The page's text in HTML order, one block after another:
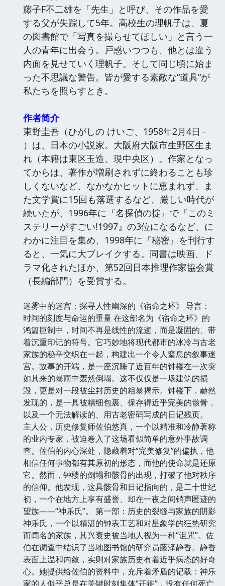
藤子F不二雄を「先生」と呼び、その作品を愛
する父が失踪して5年。高校生の理帆子は、夏
の図書館で「写真を撮らせてほしい」と言う一
人の青年に出会う。戸惑いつつも、他とは違う
内面を見せていく理帆子。そして同じ頃に始ま
った不思議な警告。皆が愛する素敵な“道具”が
私たちを照らすとき。
作者简介
東野圭吾（ひがしの けいご、1958年2月4日 -
）は、日本の小説家。大阪府大阪市生野区生ま
れ（本籍は東区玉造、現中央区）。作家となっ
てからは、著作が増刷されずに終わることも珍
しくないなど、なかなかヒットに恵まれず、ま
た文学賞に15回も落選するなど、厳しい時代が
続いたが、1996年に『名探偵の掟』で『このミ
ステリーがすごい!1997』の3位になるなど、に
わかに注目を集め、1998年に『秘密』を刊行す
ると、一気に大ブレイクする。同書は映画、ド
ラマ化されたほか、第52回日本推理作家協会賞
（長編部門）を受賞する。
迷雾中的迷宫：探寻人性幽深的《宿命之环》 导言：
时间的刻度与命运的重量 在这部名为《宿命之环》的
鸿篇巨制中，时间不再是线性的流逝，而是凝固的、带
着沉重印记的符号。它巧妙地将现代都市的冰冷与古老
家族的秘辛交织在一起，构建出一个令人窒息的叙事迷
宫。故事的开端，是一座沉睡了近百年的钟楼在一次突
如其来的暴雨中轰然倒塌。这不仅仅是一场建筑的损
毁，更是对一段被尘封历史的粗暴揭示。钟楼下，赫然
发现的，是一具被精细包裹、保存得近乎完美的骸骨，
以及一个无法解读的、用古老密码写成的日记残页。
主人公，历史修复师佐伯悠真，一个以精准和冷静著称
的业内专家，被迫卷入了这场看似简单的意外事故调
查。佐伯的内心深处，隐藏着对“完美修复”的偏执，他
相信任何事物都有其原初的形态，而他的使命就是还原
它。然而，钟楼的倒塌和骸骨的出现，打破了他对秩序
的信仰。他发现，这具骸骨和日记指向的，是二十世纪
初，一个在地方上享有盛誉、却在一夜之间销声匿迹的
望族——“神乐氏”。 第一部：历史的裂缝与家族的阴影
神乐氏，一个以精湛的钟表工艺和对星象学的狂热研究
而闻名的家族，其兴衰史被当地人视为一种“诅咒”。佐
伯在调查中结识了当地图书馆的研究员藤泽静香。静香
表面上温和内敛，实则对家族历史有着近乎病态的好奇
心。她提供给佐伯的资料中，充斥着矛盾的记载：神乐
家的人似乎总是在关键时刻集体“迁徙”，没有任何死亡